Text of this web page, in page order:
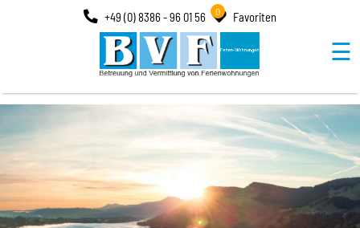
+49 (0) 8386 - 96 01 56 0 Favoriten
☰